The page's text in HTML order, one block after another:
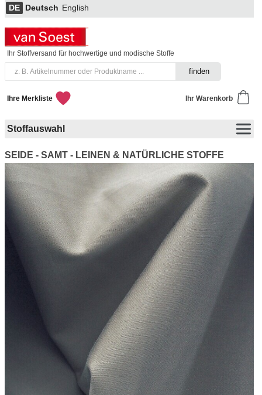
DE Deutsch English
Ihr Stoffversand für hochwertige und modische Stoffe
Ihr Warenkorb
Ihre Merkliste
Stoffauswahl
SEIDE - SAMT - LEINEN & NATÜRLICHE STOFFE